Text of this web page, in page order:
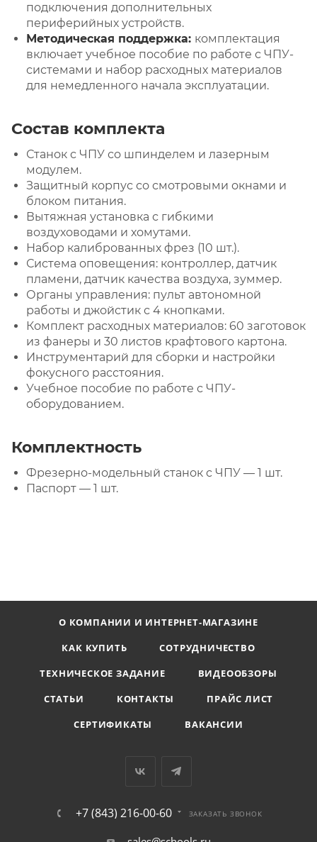
подключения дополнительных
периферийных устройств.
Методическая поддержка: комплектация
включает учебное пособие по работе с ЧПУ-
системами и набор расходных материалов
для немедленного начала эксплуатации.
Состав комплекта
Станок с ЧПУ со шпинделем и лазерным
модулем.
Защитный корпус со смотровыми окнами и
блоком питания.
Вытяжная установка с гибкими
воздуховодами и хомутами.
Набор калиброванных фрез (10 шт.).
Система оповещения: контроллер, датчик
пламени, датчик качества воздуха, зуммер.
Органы управления: пульт автономной
работы и джойстик с 4 кнопками.
Комплект расходных материалов: 60 заготовок
из фанеры и 30 листов крафтового картона.
Инструментарий для сборки и настройки
фокусного расстояния.
Учебное пособие по работе с ЧПУ-
оборудованием.
Комплектность
Фрезерно-модельный станок с ЧПУ — 1 шт.
Паспорт — 1 шт.
О КОМПАНИИ И ИНТЕРНЕТ-МАГАЗИНЕ
КАК КУПИТЬ
СОТРУДНИЧЕСТВО
ТЕХНИЧЕСКОЕ ЗАДАНИЕ
ВИДЕООБЗОРЫ
СТАТЬИ
КОНТАКТЫ
ПРАЙС ЛИСТ
СЕРТИФИКАТЫ
ВАКАНСИИ
+7 (843) 216-00-60 ЗАКАЗАТЬ ЗВОНОК